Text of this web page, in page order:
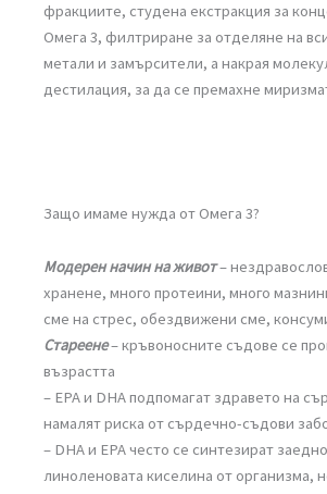
фракциите, студена екстракция за
Омега 3, филтриране за отделяне на
метали и замърсители, а накрая
дестилация, за да се премахне
Защо имаме нужда от Омега 3?
Модерен начин на живот–
хранене, много протеини, много
сме на стрес, обездвижени сме,
Стареене– кръвоносните съдове се
възрастта
– ЕРА и DНА подпомагат здравето на
намалят риска от сърдечно-съдови
– DНА и ЕРА често се синтезират
линоленовата киселина от организма,